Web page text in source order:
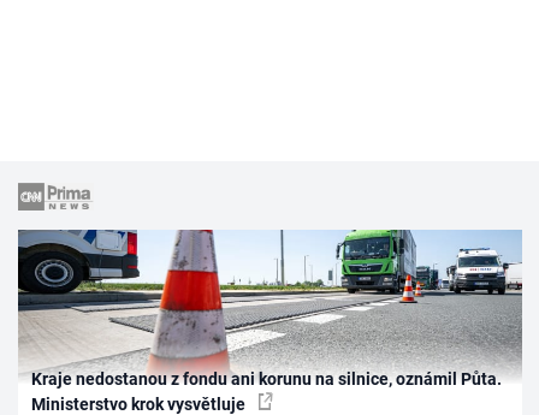
Kraje nedostanou z fondu ani korunu na silnice, oznámil Půta.
Ministerstvo krok vysvětluje